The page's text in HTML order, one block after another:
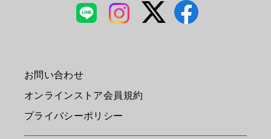
お問い合わせ
オンラインストア会員規約
プライバシーポリシー